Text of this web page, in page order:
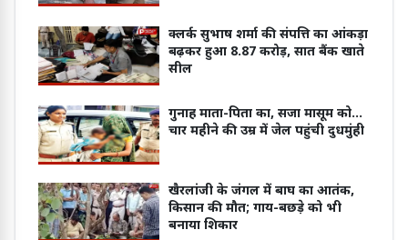
क्लर्क सुभाष शर्मा की संपत्ति का आंकड़ा
बढ़कर हुआ 8.87 करोड़, सात बैंक खाते
सील
गुनाह माता-पिता का, सजा मासूम को...
चार महीने की उम्र में जेल पहुंची दुधमुंही
खैरलांजी के जंगल में बाघ का आतंक,
किसान की मौत; गाय-बछड़े को भी
बनाया शिकार